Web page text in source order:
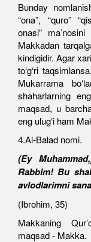
Bunday
“ona”, “quro”
onasi”
Makkadan
kindigidir. Agar
to‘g‘ri
Mukarrama
shaharlarning
maqsad, u
eng ulug‘i ham
4.Al-Balad nomi.
(Ey
Rabbim! Bu
avlodlarimni
(Ibrohim, 35)
Makkaning
maqsad - Makka.